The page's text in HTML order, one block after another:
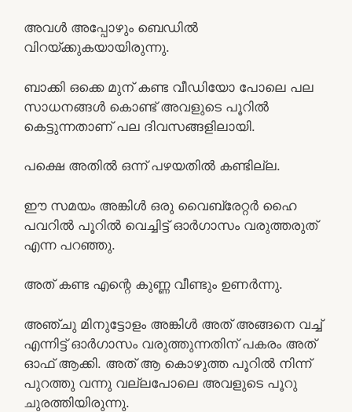
അവൾ അപ്പോഴും ബെഡിൽ
വിറയ്ക്കുകയായിരുന്നു.
ബാക്കി ഒക്കെ മുന് കണ്ട വീഡിയോ പോലെ പല
സാധനങ്ങൾ കൊണ്ട് അവളുടെ പൂറിൽ
കെട്ടുന്നതാണ് പല ദിവസങ്ങളിലായി.
പക്ഷെ അതിൽ ഒന്ന് പഴയതിൽ കണ്ടില്ല.
ഈ സമയം അങ്കിൾ ഒരു വൈബ്രേറ്റർ ഹൈ
പവറിൽ പൂറിൽ വെച്ചിട്ട് ഓർഗാസം വരുത്തരുത്
എന്ന പറഞ്ഞു.
അത് കണ്ട എന്റെ കുണ്ണ വീണ്ടും ഉണർന്നു.
അഞ്ചു മിനുട്ടോളം അങ്കിൾ അത് അങ്ങനെ വച്ച്
എന്നിട്ട് ഓർഗാസം വരുത്തുന്നതിന് പകരം അത്
ഓഫ് ആക്കി. അത് ആ കൊഴുത്ത പൂറിൽ നിന്ന്
പുറത്തു വന്നു വല്ലപോലെ അവളുടെ പൂറു
ചുരത്തിയിരുന്നു.